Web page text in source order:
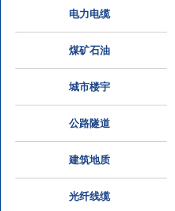
电力电缆
煤矿石油
城市楼宇
公路隧道
建筑地质
光纤线缆